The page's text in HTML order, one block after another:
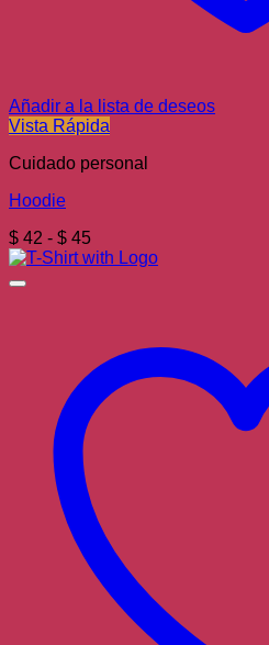
Añadir a la lista de deseos
Vista Rápida
Cuidado personal
Hoodie
$ 42 - $ 45Rango
de
$ 45